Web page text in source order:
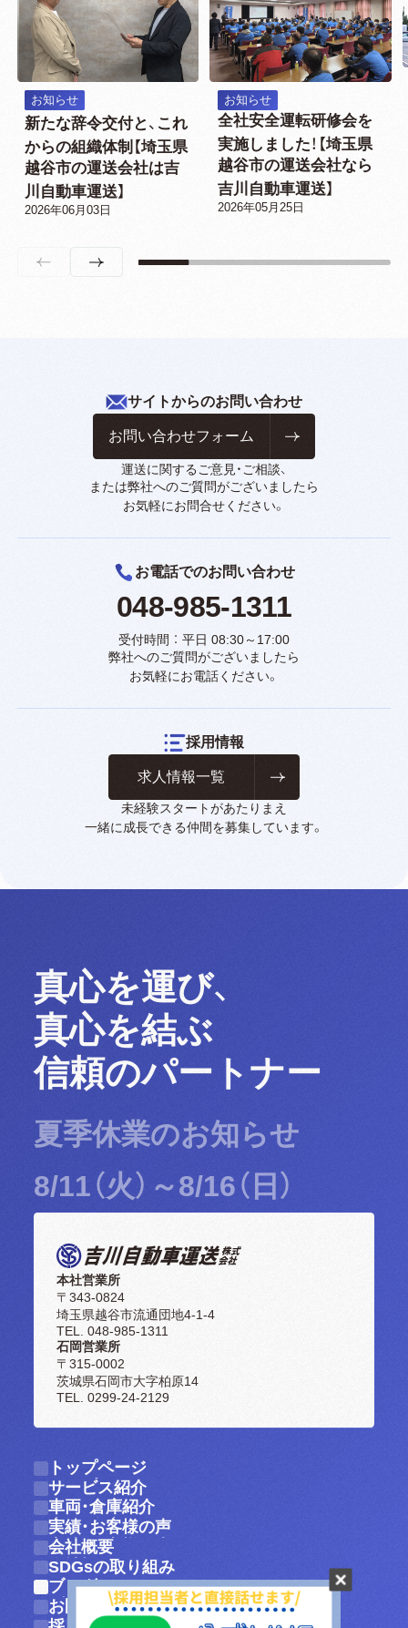
お知らせ
新たな辞令交付と、これ
からの組織体制【埼玉県
越谷市の運送会社は吉
川自動車運送】
2026年06月03日
お知らせ
全社安全運転研修会を
実施しました！【埼玉県
越谷市の運送会社なら
吉川自動車運送】
2026年05月25日
サイトからのお問い合わせ
お問い合わせフォーム
運送に関するご意見・ご相談、
または弊社へのご質問がございましたら
お気軽にお問合せください。
お電話でのお問い合わせ
048-985-1311
受付時間 ： 平日 08:30～17:00
弊社へのご質問がございましたら
お気軽にお電話ください。
採用情報
求人情報一覧
未経験スタートがあたりまえ
一緒に成長できる仲間を募集しています。
本社営業所
〒343-0824
埼玉県越谷市流通団地4-1-4
TEL. 048-985-1311
石岡営業所
〒315-0002
茨城県石岡市大字柏原14
TEL. 0299-24-2129
真心を運び、
真心を結ぶ
信頼のパートナー
夏季休業のお知らせ
8/11（火）～8/16（日）
トップページ
トップページ
サービス紹介
サービス紹介
車両・倉庫紹介
車両・倉庫紹介
実績・お客様の声
実績・お客様の声
会社概要
会社概要
SDGsの取り組み
SDGsの取り組み
ブログ
ブログ
お問い合わせ